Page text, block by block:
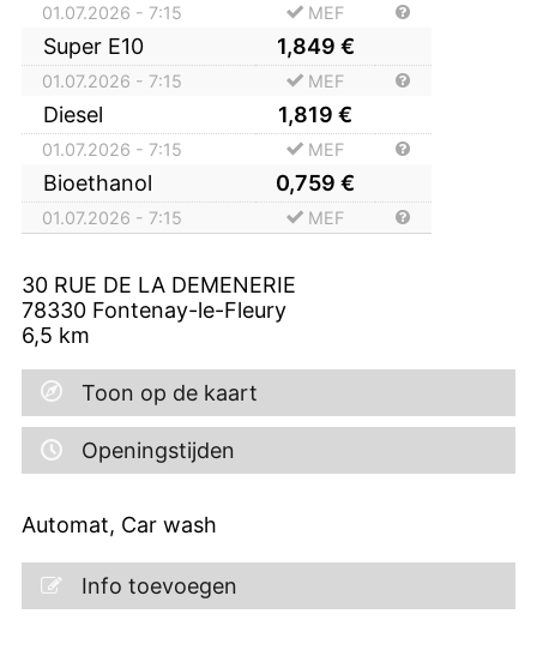
01.07.2026 - 7:15 MEF
Super E10 1,849 €
01.07.2026 - 7:15 MEF
Diesel 1,819 €
01.07.2026 - 7:15 MEF
Bioethanol 0,759 €
01.07.2026 - 7:15 MEF
30 RUE DE LA DEMENERIE
78330 Fontenay-le-Fleury
6,5 km
Toon op de kaart
Openingstijden
Automat, Car wash
Info toevoegen